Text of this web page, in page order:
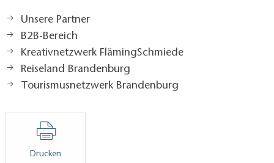
Unsere Partner
B2B-Bereich
Kreativnetzwerk FlämingSchmiede
Reiseland Brandenburg
Tourismusnetzwerk Brandenburg
Drucken